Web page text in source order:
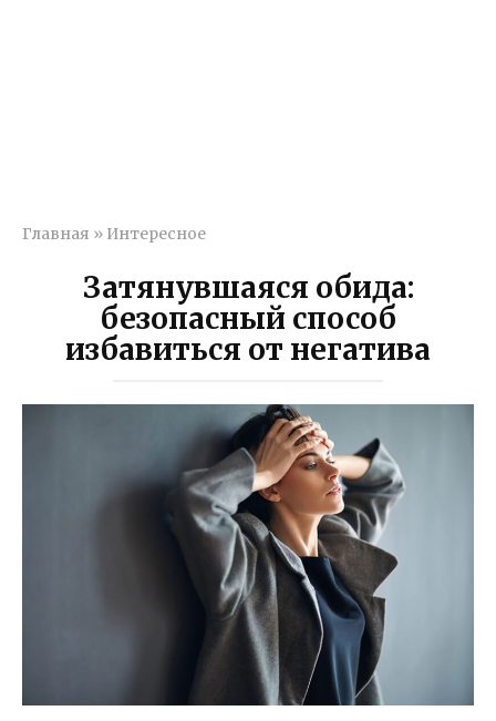
Главная » Интересное
Затянувшаяся обида:
безопасный способ
избавиться от негатива